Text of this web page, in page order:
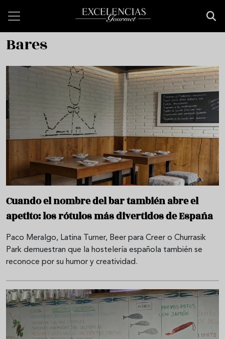
Bares
Cuando el nombre del bar también abre el
apetito: los rótulos más divertidos de España
Paco Meralgo, Latina Turner, Beer para Creer o Churrasik
Park demuestran que la hostelería española también se
reconoce por su humor y creatividad.